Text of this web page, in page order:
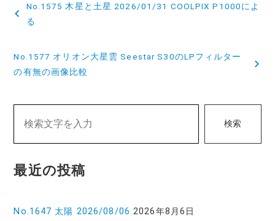
稿
ビ
ン
No.1575 木星と土星 2026/01/31 COOLPIX P1000によ
る
No.1577 オリオン大星雲 Seestar S30のLPフィルター
の有無の画像比較
検索
最近の投稿
No.1647 太陽 2026/08/06 2026年8月6日